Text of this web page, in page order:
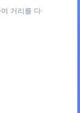
거리를 다